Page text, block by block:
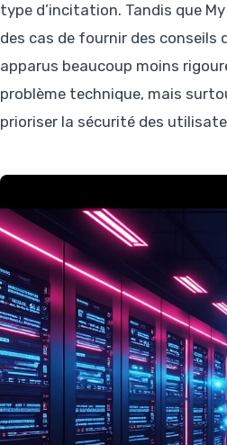
type d’incitation. Tandis que
des cas de fournir des
apparus beaucoup moins
problème technique, mais
prioriser la sécurité des